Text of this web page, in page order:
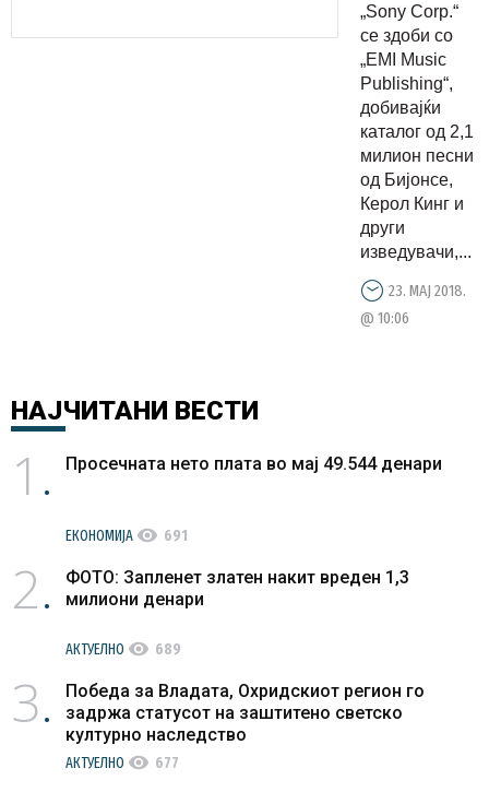
милијарди
долари
„Sony Corp.“
се здоби со
„EMI Music
Publishing“,
добивајќи
каталог од 2,1
милион песни
од Бијонсе,
Керол Кинг и
други
изведувачи,...
23. МАЈ 2018.
@ 10:06
НАЈЧИТАНИ ВЕСТИ
1 Просечната нето плата во мај 49.544 денари
ЕКОНОМИЈА visibility 691
2
ФОТО: Запленет златен накит вреден 1,3
милиони денари
АКТУЕЛНО visibility 689
3
Победа за Владата, Охридскиот регион го
задржа статусот на заштитено светско
културно наследство
АКТУЕЛНО visibility 677